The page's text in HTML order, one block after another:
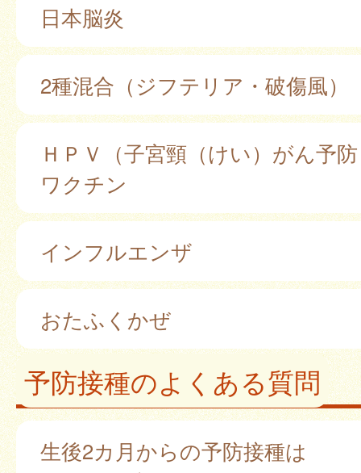
日本脳炎
2種混合（ジフテリア・破傷風）
ＨＰＶ（子宮頸（けい）がん予
ワクチン
インフルエンザ
おたふくかぜ
予防接種のよくある質問
生後2カ月からの予防接種は